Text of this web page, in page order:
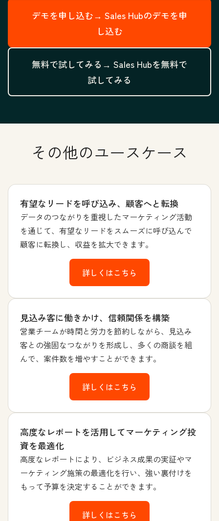
デモを申し込む→ Sales Hubのデモを申
し込む
無料で試してみる→ Sales Hubを無料で
試してみる
その他のユースケース
有望なリードを呼び込み、顧客へと転換
データのつながりを重視したマーケティング活動
を通じて、有望なリードをスムーズに呼び込んで
顧客に転換し、収益を拡大できます。
詳しくはこちら
見込み客に働きかけ、信頼関係を構築
営業チームが時間と労力を節約しながら、見込み
客との強固なつながりを形成し、多くの商談を組
んで、案件数を増やすことができます。
詳しくはこちら
高度なレポートを活用してマーケティング投
資を最適化
高度なレポートにより、ビジネス成果の実証やマ
ーケティング施策の最適化を行い、強い裏付けを
もって予算を決定することができます。
詳しくはこちら